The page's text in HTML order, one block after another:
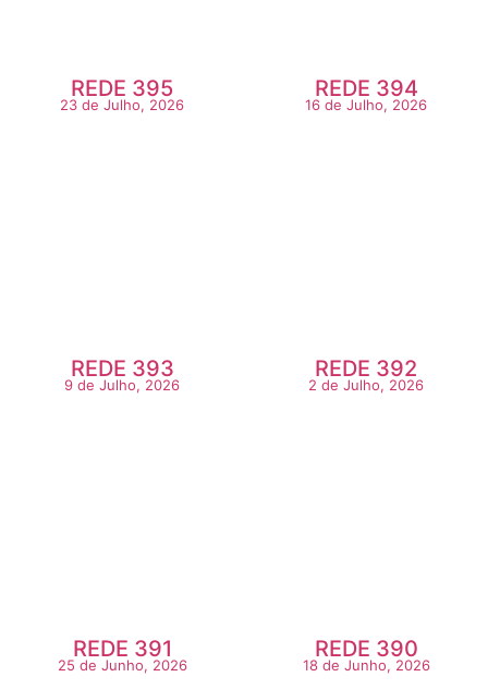
REDE 395
23 de Julho, 2026
REDE 394
16 de Julho, 2026
REDE 393
9 de Julho, 2026
REDE 392
2 de Julho, 2026
REDE 391
25 de Junho, 2026
REDE 390
18 de Junho, 2026